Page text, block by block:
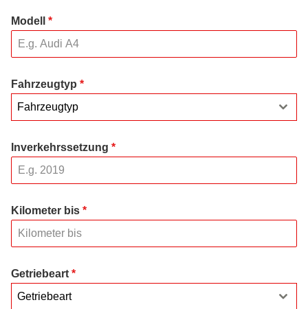
Modell *
Fahrzeugtyp *
Fahrzeugtyp
Inverkehrssetzung *
Kilometer bis *
Getriebeart *
Getriebeart